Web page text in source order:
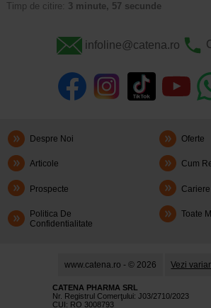
Timp de citire: 3 minute, 57 secunde
infoline@catena.ro
Despre Noi Oferte
Articole Cum
Prospecte Cariere
Politica De
Confidentialitate
Toate
www.catena.ro - © 2026 Vezi
CATENA PHARMA SRL
Nr. Registrul Comerţului: J03/2710/2023
CUI: RO 3008793